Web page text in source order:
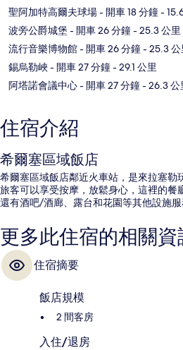
聖阿加特高爾夫球場- 開車 18 分鐘-
波旁公爵城堡 - 開車 26 分鐘- 25.3 公里
流行音樂博物館- 開車 26 分鐘- 25.3 公
錫烏勒峽- 開車 27 分鐘- 29.1 公里
阿塔諾會議中心- 開車 27 分鐘- 26.3 公
住宿介紹
希爾塞區域飯店
希爾塞區域飯店鄰近火車站，是來拉塞勒
旅客可以享受按摩，放鬆身心，這裡的餐
還有酒吧/酒廊、露台和花園等其他設施服
更多此住宿的相關資
住宿摘要
飯店規模
2 間客房
入住/退房